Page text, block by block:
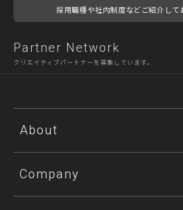
採用職種や社内制度などご紹介して
Partner Network
クリエイティブパートナーを募集しています。
About
Company